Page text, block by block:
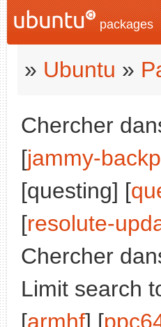
packages
» Ubuntu »
Chercher
[jammy-
[questing] [
[resolute-
Chercher
Limit search
[armhf] [